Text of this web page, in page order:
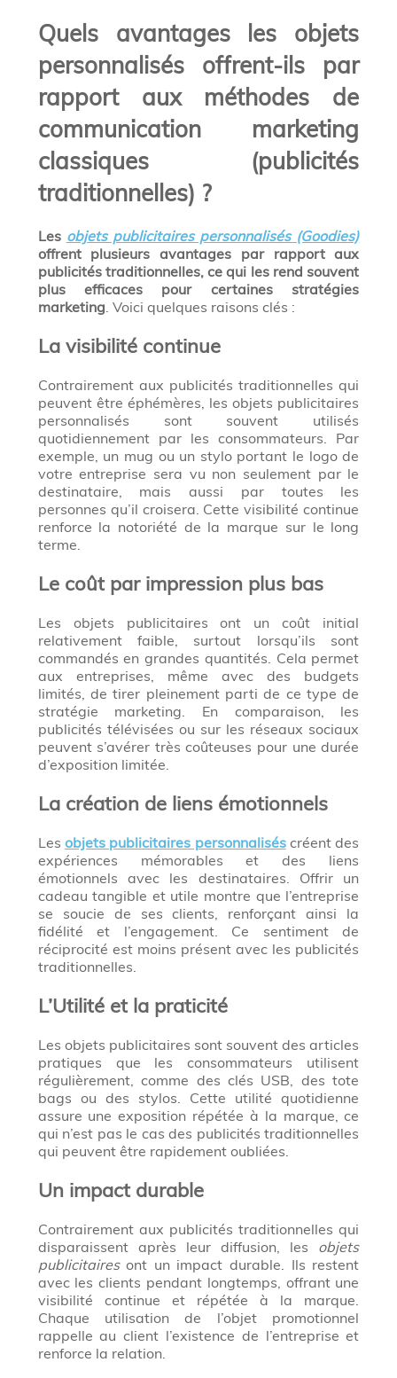
Quels avantages les objets
personnalisés offrent-ils par
rapport aux méthodes de
communication marketing
classiques (publicités
traditionnelles) ?
Les objets publicitaires personnalisés (Goodies)
offrent plusieurs avantages par rapport aux
publicités traditionnelles, ce qui les rend souvent
plus efficaces pour certaines stratégies
marketing . Voici quelques raisons clés :
La visibilité continue
Contrairement aux publicités traditionnelles qui
peuvent être éphémères, les objets publicitaires
personnalisés sont souvent utilisés
quotidiennement par les consommateurs. Par
exemple, un mug ou un stylo portant le logo de
votre entreprise sera vu non seulement par le
destinataire, mais aussi par toutes les
personnes qu’il croisera. Cette visibilité continue
renforce la notoriété de la marque sur le long
terme.
Le coût par impression plus bas
Les objets publicitaires ont un coût initial
relativement faible, surtout lorsqu’ils sont
commandés en grandes quantités. Cela permet
aux entreprises, même avec des budgets
limités, de tirer pleinement parti de ce type de
stratégie marketing. En comparaison, les
publicités télévisées ou sur les réseaux sociaux
peuvent s’avérer très coûteuses pour une durée
d’exposition limitée.
La création de liens émotionnels
Les objets publicitaires personnaliséscréent des
expériences mémorables et des liens
émotionnels avec les destinataires. Offrir un
cadeau tangible et utile montre que l’entreprise
se soucie de ses clients, renforçant ainsi la
fidélité et l’engagement. Ce sentiment de
réciprocité est moins présent avec les publicités
traditionnelles.
L’Utilité et la praticité
Les objets publicitaires sont souvent des articles
pratiques que les consommateurs utilisent
régulièrement, comme des clés USB, des tote
bags ou des stylos. Cette utilité quotidienne
assure une exposition répétée à la marque, ce
qui n’est pas le cas des publicités traditionnelles
qui peuvent être rapidement oubliées.
Un impact durable
Contrairement aux publicités traditionnelles qui
disparaissent après leur diffusion, les objets
publicitairesont un impact durable. Ils restent
avec les clients pendant longtemps, offrant une
visibilité continue et répétée à la marque.
Chaque utilisation de l’objet promotionnel
rappelle au client l’existence de l’entreprise et
renforce la relation.